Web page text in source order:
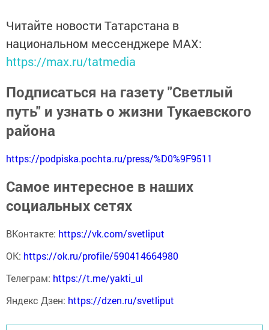
Читайте новости Татарстана в
национальном мессенджере MАХ:
https://max.ru/tatmedia
Подписаться на газету "Светлый
путь" и узнать о жизни Тукаевского
района
https://podpiska.pochta.ru/press/%D0%9F9511
Самое интересное в наших
социальных сетях
ВКонтакте: https://vk.com/svetliput
ОК: https://ok.ru/profile/590414664980
Телеграм: https://t.me/yakti_ul
Яндекс Дзен: https://dzen.ru/svetliput